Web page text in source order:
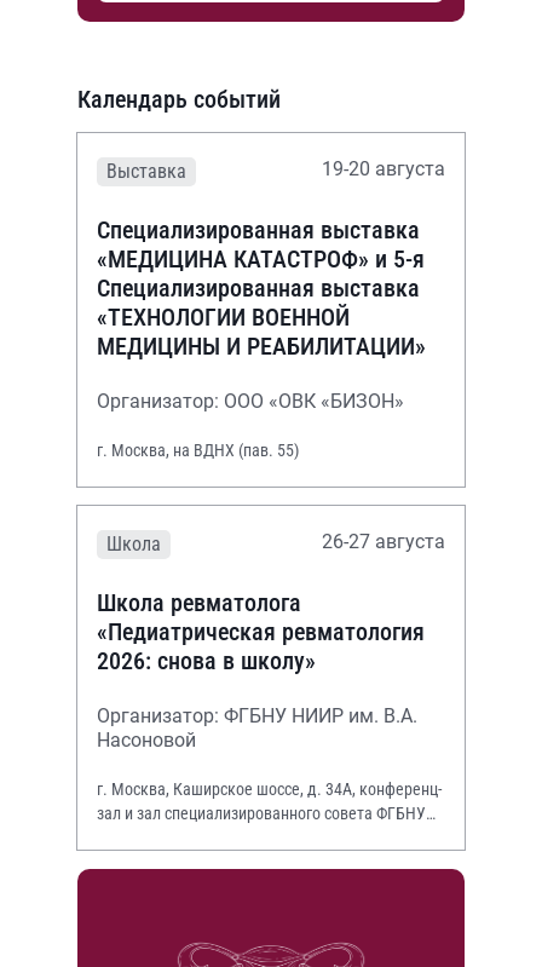
Календарь событий
Выставка 19-20 августа
Специализированная выставка
«МЕДИЦИНА КАТАСТРОФ» и 5-я
Специализированная выставка
«ТЕХНОЛОГИИ ВОЕННОЙ
МЕДИЦИНЫ И РЕАБИЛИТАЦИИ»
Организатор: ООО «ОВК «БИЗОН»
г. Москва, на ВДНХ (пав. 55)
Школа 26-27 августа
Школа ревматолога
«Педиатрическая ревматология
2026: снова в школу»
Организатор: ФГБНУ НИИР им. В.А.
Насоновой
г. Москва, Каширское шоссе, д. 34А, конференц-
зал и зал специализированного совета ФГБНУ